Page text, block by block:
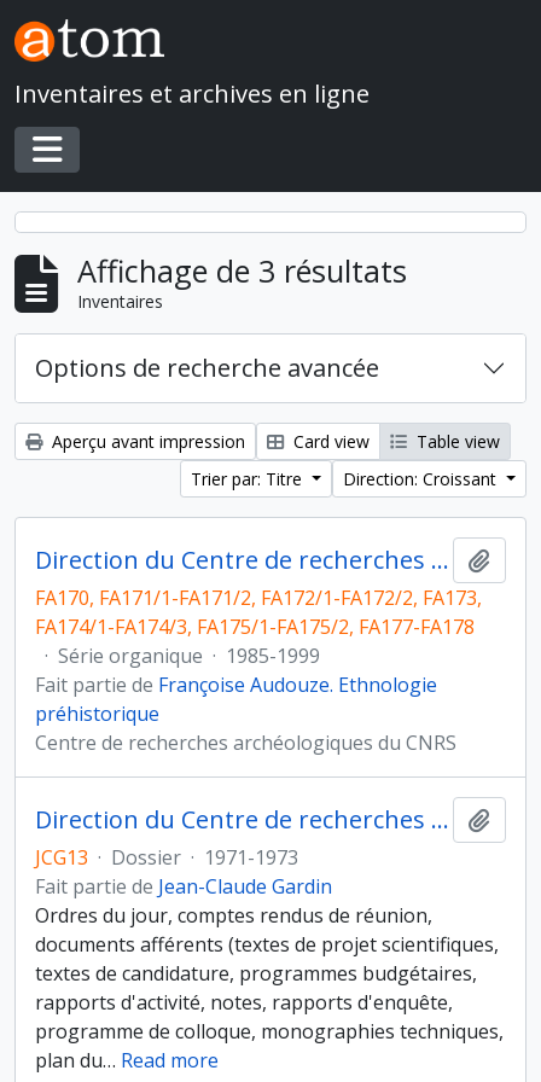
Skip to main content
Inventaires et archives en ligne
Toggle navigation
Affichage de 3 résultats
Inventaires
Options de recherche avancée
Aperçu avant impression Card view
Table view
Trier par: Titre
Direction: Croissant
Direction du Centre de recherches archéologiques
FA170, FA171/1-FA171/2, FA172/1-FA172/2, FA173,
FA174/1-FA174/3, FA175/1-FA175/2, FA177-FA178
· Série organique · 1985-1999
Fait partie de Françoise Audouze. Ethnologie
préhistorique
Centre de recherches archéologiques du CNRS
Direction du Centre de recherches archéologiques, comités
JCG13 · Dossier · 1971-1973
Fait partie de Jean-Claude Gardin
Ordres du jour, comptes rendus de réunion,
documents afférents (textes de projet scientifiques,
textes de candidature, programmes budgétaires,
rapports d'activité, notes, rapports d'enquête,
programme de colloque, monographies techniques,
plan du… Read more